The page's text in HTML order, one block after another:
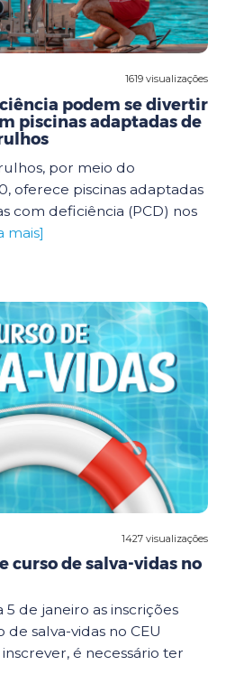
1619 visualizações
podem se divertir
piscinas adaptadas de
por meio do
oferece piscinas adaptadas
com deficiência (PCD) nos
mais]
1427 visualizações
curso de salva-vidas no
5 de janeiro as inscrições
salva-vidas no CEU
é necessário ter